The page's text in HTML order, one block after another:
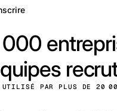
UTILISÉ PAR PLUS DE 20